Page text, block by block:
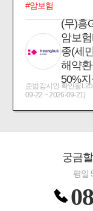
#암보험
(무)흥
암보
종(세
해약
50%
준법감시인 확인필
09-22 ~ 2026-09-21)
궁금
평일